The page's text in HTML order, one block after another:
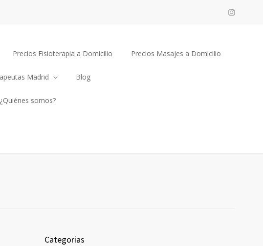
Precios Fisioterapia a Domicilio Precios Masajes a Domicilio
Madrid Blog
¿Quiénes somos?
Categorias